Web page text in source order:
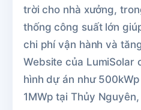
trời cho nhà xưởng,
thống công suất lớn
chi phí vận hành và
Website của LumiSolar
hình dự án như
1MWp tại Thủy